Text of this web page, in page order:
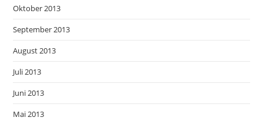
Oktober 2013
September 2013
August 2013
Juli 2013
Juni 2013
Mai 2013